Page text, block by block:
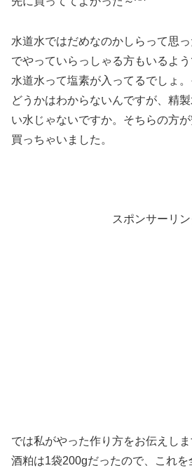
水道水ではだめなのかしらって思
でやっていらっしゃる方もいるよう
水道水って塩素が入ってるでしょ
どうかはわからないんですが、精
い水じゃないですか。そちらの方
買っちゃいました。
スポンサーリン
では私がやった作り方をお伝えしま
酒粕は1袋200gだったので、これを